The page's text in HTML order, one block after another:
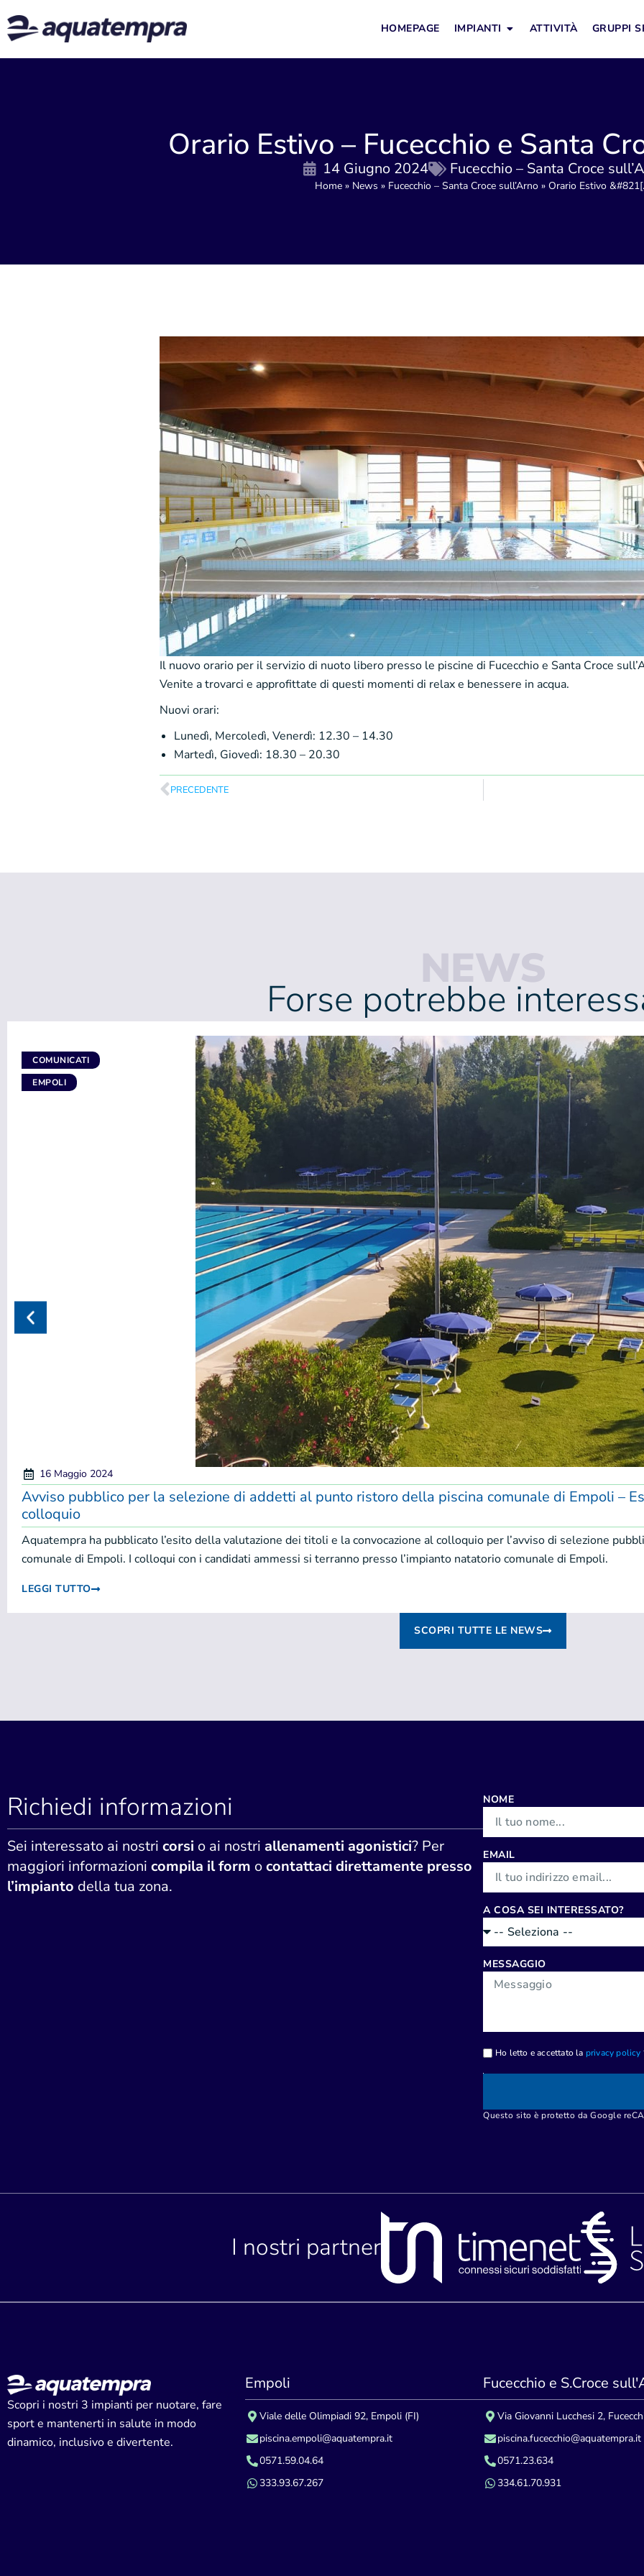
HOMEPAGE IMPIANTI ATTIVITÀ GRUPPI
Orario Estivo – Fucecchio e Santa
14 Giugno 2024 Fucecchio – Santa Croce
Home» News » Fucecchio – Santa Croce sull’Arno» Orario Estivo
Il nuovo orario per il servizio di nuoto libero presso le piscine di Fucecchio e Santa Croce
Venite a trovarci e approfittate di questi momenti di relax e benessere in acqua.
Nuovi orari:
Lunedì, Mercoledì, Venerdì: 12.30 – 14.30
Martedì, Giovedì: 18.30 – 20.30
PRECEDENTE
NEWS
Forse potrebbe
COMUNICATI
EMPOLI
16 Maggio 2024
Avviso pubblico per la selezione di addetti al punto ristoro della piscina comunale di Empoli –
colloquio
Aquatempra ha pubblicato l’esito della valutazione dei titoli e la convocazione al colloquio per l’avviso di selezione
comunale di Empoli. I colloqui con i candidati ammessi si terranno presso l’impianto natatorio comunale di Empoli.
LEGGI TUTTO
SCOPRI TUTTE LE NEWS
Richiedi informazioni
Sei interessato ai nostri corsi o ai nostri allenamenti agonistici? Per
maggiori informazioni compila il form ocontattaci direttamente presso
l’impianto della tua zona.
NOME
EMAIL
A COSA SEI INTERESSATO?
MESSAGGIO
Ho letto e accettato la privacy policy
Questo sito è protetto da Google
I nostri partner
Scopri i nostri 3 impianti per nuotare, fare
sport e mantenerti in salute in modo
dinamico, inclusivo e divertente.
Empoli
Viale delle Olimpiadi 92, Empoli (FI)
piscina.empoli@aquatempra.it
0571.59.04.64
333.93.67.267
Fucecchio e S.Croce
Via Giovanni Lucchesi 2,
piscina.fucecchio@aquatempra.it
0571.23.634
334.61.70.931